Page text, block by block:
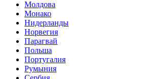
Молдова
Монако
Нидерланды
Норвегия
Парагвай
Польша
Португалия
Румыния